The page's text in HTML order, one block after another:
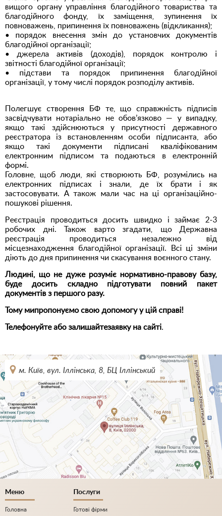
вищого органу управління благодійного товариства та
благодійного фонду, їх заміщення, зупинення їх
повноважень, припинення їх повноважень (відкликання);
• порядок внесення змін до установчих документів
благодійної організації;
• джерела активів (доходів), порядок контролю і
звітності благодійної організації;
• підстави та порядок припинення благодійної
організації, у тому числі порядок розподілу активів.
Полегшує створення БФ те, що справжність підписів
засвідчувати нотаріально не обов’язково — у випадку,
якщо такі здійснюються у присутності державного
реєстратора із встановленням особи підписанта, або
якщо такі документи підписані кваліфікованим
електронним підписом та подаються в електронній
формі.
Головне, щоб люди, які створюють БФ, розумілись на
електронних підписах і знали, де їх брати і як
застосовувати. А також мали час на ці організаційно-
пошукові рішення.
Реєстрація проводиться досить швидко і займає 2-3
робочих дні. Також варто згадати, що Державна
реєстрація проводиться незалежно від
місцезнаходження благодійної організації. Всі ці зміни
діють до дня припинення чи скасування воєнного стану.
Людині, що не дуже розуміє нормативно-правову базу,
буде досить складно підготувати повний пакет
документів з першого разу.
Тому мипропонуємо свою допомогу у цій справі!
Телефонуйте або залишайтезаявку на сайті.
м. Київ, вул. Іллінська, 8, БЦ Іллінський
Меню
Головна
Послуги
Готові фірми